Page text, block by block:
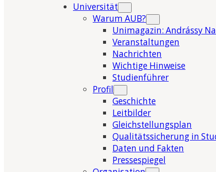
Universität
Warum AUB?
Unimagazin: Andrássy
Veranstaltungen
Nachrichten
Wichtige Hinweise
Studienführer
Profil
Geschichte
Leitbilder
Gleichstellungsplan
Qualitätssicherung in
Daten und Fakten
Pressespiegel